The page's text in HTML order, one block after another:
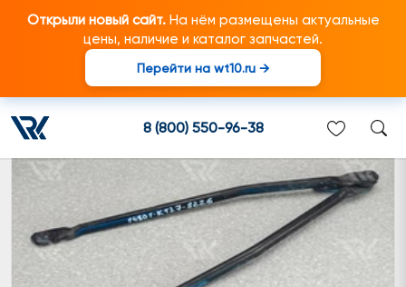
Открыли новый сайт.На нём размещены актуальные
цены, наличие и каталог запчастей.
Перейти на wt10.ru →
8 (800) 550-96-38
Тяга стеклоочистителя